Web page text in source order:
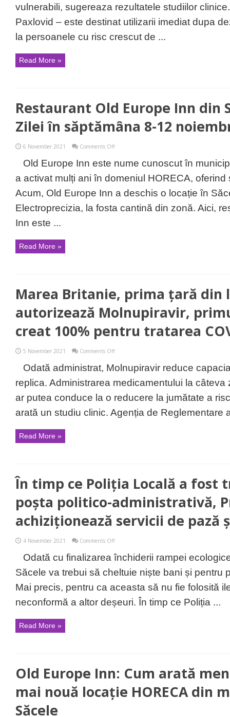
reduce
riscul
de
sau
vulnerabili, sugereaza rezultatele studiilor
Paxlovid – este destinat utilizarii imediat dupa
la persoanele cu risc crescut de ...
Read More »
Restaurant Old Europe Inn din
Zilei în săptămâna 8-12
6 November 2021 Comments Offon
Old
Europe
Inn
din
Săcele
–
Zilei
Old Europe Inn este nume cunoscut în
a activat mulți ani în domeniul HORECA, oferind
Acum, Old Europe Inn a deschis o locație în
Electroprecizia, la fosta cantină din zonă. Aici,
Inn este ...
Read More »
Marea Britanie, prima țară din
autorizează Molnupiravir,
creat 100% pentru tratarea
5 November 2021 Comments Offon
Britanie,
prima
țară
din
lume
care
autorizează
Molnupiravir,
Odată administrat, Molnupiravir reduce
replica. Administrarea medicamentului la
ar putea conduce la o reducere la jumătate a
arată un studiu clinic. Agenția de Reglementare
Read More »
În timp ce Poliția Locală a fost
poșta politico-administrativă,
achiziționează servicii de pază
4 November 2021 Comments Offon
timp
ce
Poliția
Locală
fost
transformată
în
pază
și
Odată cu finalizarea închiderii rampei
Săcele va trebui să cheltuie niște bani și pentru
Mai precis, pentru ca aceasta să nu fie folosită
neconformă a altor deșeuri. În timp ce Poliția ...
Read More »
Old Europe Inn: Cum arată
mai nouă locație HORECA din
Săcele